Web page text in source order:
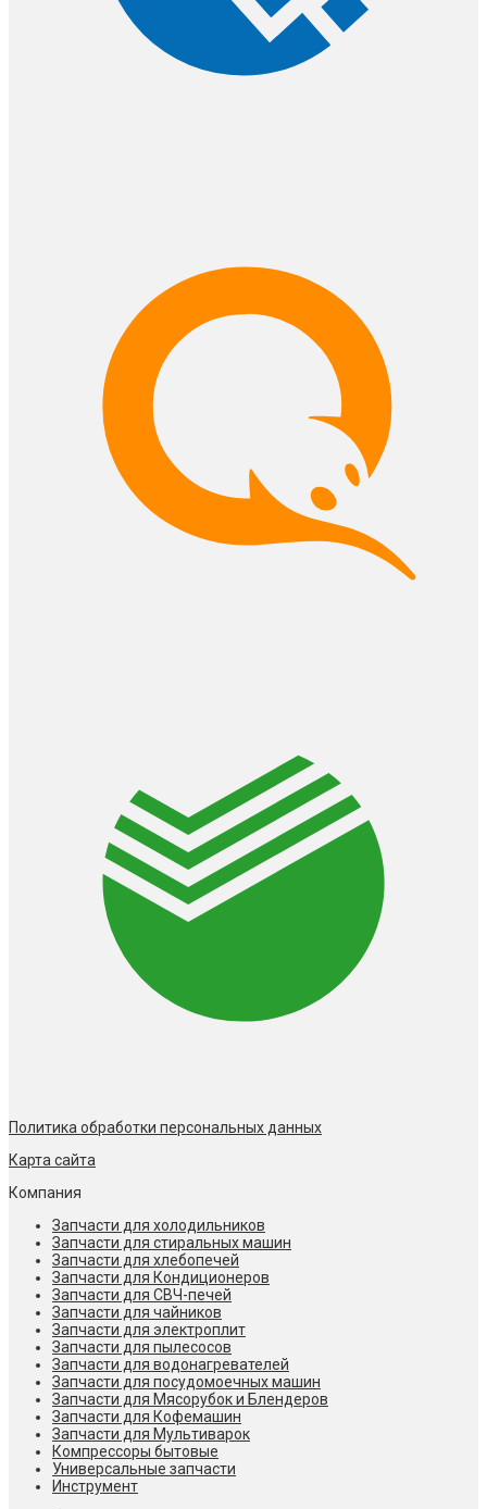
Политика обработки персональных данных
Карта сайта
Компания
Запчасти для холодильников
Запчасти для стиральных машин
Запчасти для хлебопечей
Запчасти для Кондиционеров
Запчасти для СВЧ-печей
Запчасти для чайников
Запчасти для электроплит
Запчасти для пылесосов
Запчасти для водонагревателей
Запчасти для посудомоечных машин
Запчасти для Мясорубок и Блендеров
Запчасти для Кофемашин
Запчасти для Мультиварок
Компрессоры бытовые
Универсальные запчасти
Инструмент